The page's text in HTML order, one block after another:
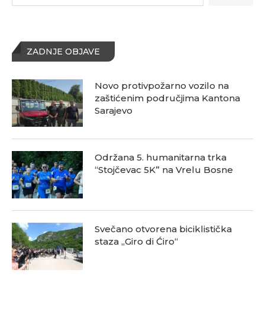
ZADNJE OBJAVE
Novo protivpožarno vozilo na
zaštićenim područjima Kantona
Sarajevo
Održana 5. humanitarna trka
“Stojčevac 5K” na Vrelu Bosne
Svečano otvorena biciklistička
staza „Giro di Ćiro“